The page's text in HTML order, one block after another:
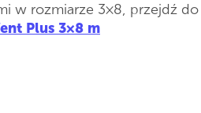
rozmiarze 3×8, przejdź do
Plus 3×8 m